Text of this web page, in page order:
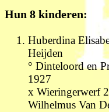
Hun 8 kinderen:
Huberdina
Heijden
° Dinteloord en
1927
x Wieringerwerf
Wilhelmus Van